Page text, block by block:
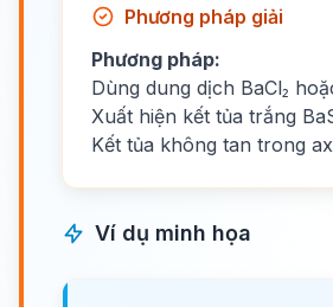
Phương pháp giải
Phương pháp:
Dùng dung dịch BaCl₂
Xuất hiện kết tủa trắng
Kết tủa không tan trong
Ví dụ minh họa